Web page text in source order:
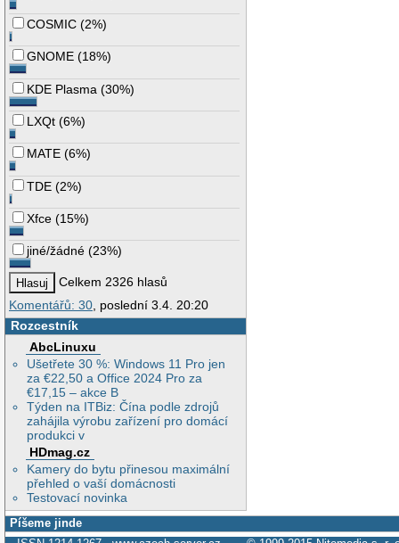
COSMIC (2%)
GNOME (18%)
KDE Plasma (30%)
LXQt (6%)
MATE (6%)
TDE (2%)
Xfce (15%)
jiné/žádné (23%)
Celkem 2326 hlasů
Komentářů: 30 , poslední 3.4. 20:20
Rozcestník
AbcLinuxu
Ušetřete 30 %: Windows 11 Pro jen
za €22,50 a Office 2024 Pro za
€17,15 – akce B
Týden na ITBiz: Čína podle zdrojů
zahájila výrobu zařízení pro domácí
produkci v
HDmag.cz
Kamery do bytu přinesou maximální
přehled o vaší domácnosti
Testovací novinka
Píšeme jinde